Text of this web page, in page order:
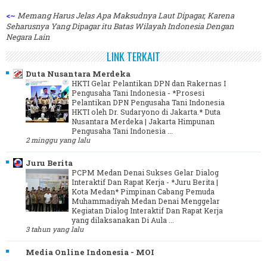
<~ Memang Harus Jelas Apa Maksudnya Laut Dipagar, Karena
Seharusnya Yang Dipagar itu Batas Wilayah Indonesia Dengan
Negara Lain
LINK TERKAIT
Duta Nusantara Merdeka
HKTI Gelar Pelantikan DPN dan Rakernas I
Pengusaha Tani Indonesia - *Prosesi
Pelantikan DPN Pengusaha Tani Indonesia
HKTI oleh Dr. Sudaryono di Jakarta.* Duta
Nusantara Merdeka | Jakarta Himpunan
Pengusaha Tani Indonesia ...
2 minggu yang lalu
Juru Berita
PCPM Medan Denai Sukses Gelar Dialog
Interaktif Dan Rapat Kerja - *Juru Berita |
Kota Medan* Pimpinan Cabang Pemuda
Muhammadiyah Medan Denai Menggelar
Kegiatan Dialog Interaktif Dan Rapat Kerja
yang dilaksanakan Di Aula ...
3 tahun yang lalu
Media Online Indonesia - MOI